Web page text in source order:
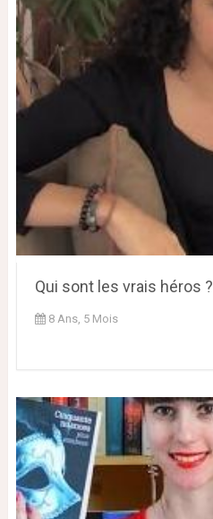
Qui sont les vrais héros ?
8 Ans, 5 Mois